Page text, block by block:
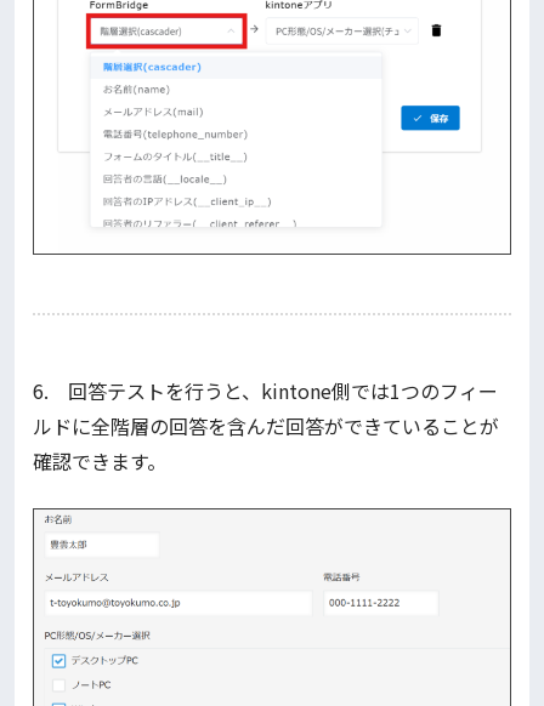
6. 回答テストを行うと、kintone側では1つのフィー
ルドに全階層の回答を含んだ回答ができていることが
確認できます。